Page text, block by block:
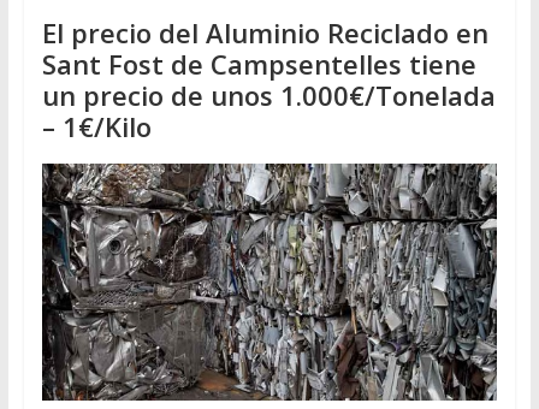
El precio del Aluminio Reciclado en
Sant Fost de Campsentelles tiene
un precio de unos 1.000€/Tonelada
– 1€/Kilo